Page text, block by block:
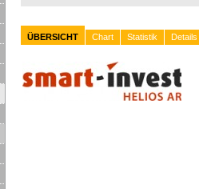
ÜBERSICHT Chart Statistik Details